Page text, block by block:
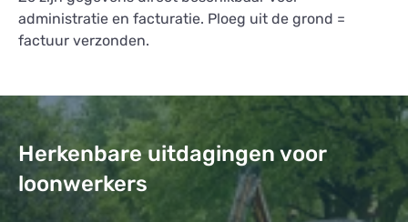
administratie en facturatie. Ploeg uit de grond =
factuur verzonden.
Herkenbare uitdagingen voor
loonwerkers